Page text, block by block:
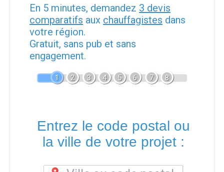
En 5 minutes, demandez 3 devis
comparatifs aux chauffagistes dans
votre région.
Gratuit, sans pub et sans
engagement.
1 2 3 4 5 6 7 8
Entrez le code postal ou
la ville de votre projet :